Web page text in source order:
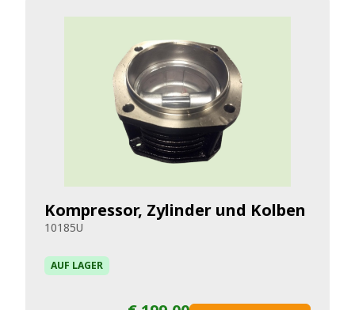
Kompressor, Zylinder und Kolben
10185U
AUF LAGER